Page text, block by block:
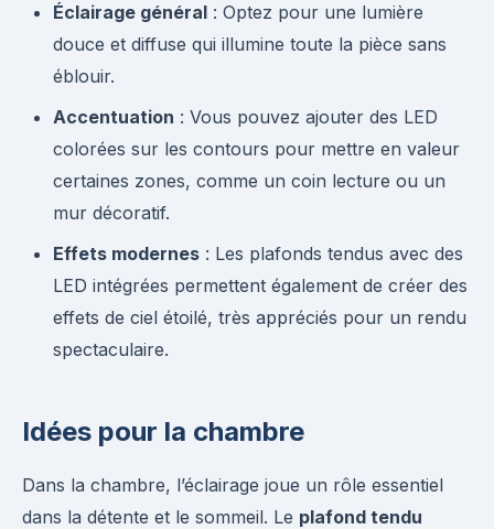
Éclairage général : Optez pour une lumière
douce et diffuse qui illumine toute la pièce sans
éblouir.
Accentuation : Vous pouvez ajouter des LED
colorées sur les contours pour mettre en valeur
certaines zones, comme un coin lecture ou un
mur décoratif.
Effets modernes : Les plafonds tendus avec des
LED intégrées permettent également de créer des
effets de ciel étoilé, très appréciés pour un rendu
spectaculaire.
Idées pour la chambre
Dans la chambre, l’éclairage joue un rôle essentiel
dans la détente et le sommeil. Le plafond tendu